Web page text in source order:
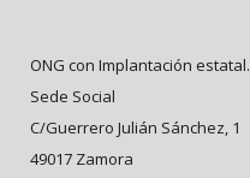
ONG con Implantación estatal.
Sede Social
C/Guerrero Julián Sánchez, 1
49017 Zamora